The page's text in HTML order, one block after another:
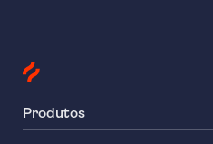
Produtos